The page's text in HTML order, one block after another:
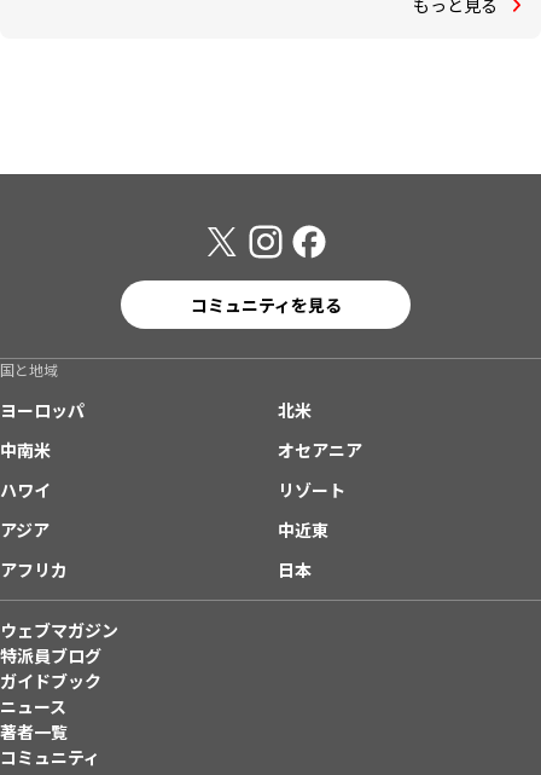
コミュニティを見る
国と地域
ヨーロッパ
北米
中南米
オセアニア
ハワイ
リゾート
アジア
中近東
アフリカ
日本
ウェブマガジン
特派員ブログ
ガイドブック
ニュース
著者一覧
コミュニティ